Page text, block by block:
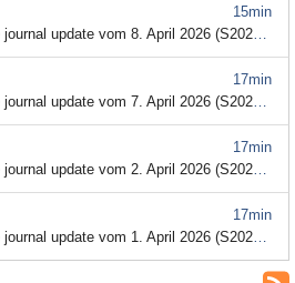
15min
update vom 8. April 2026 (S2026/E62)
17min
update vom 7. April 2026 (S2026/E61)
17min
update vom 2. April 2026 (S2026/E60)
17min
update vom 1. April 2026 (S2026/E59)